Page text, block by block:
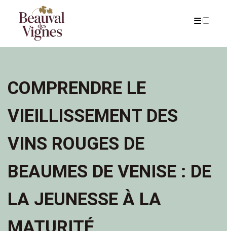
COMPRENDRE LE
VIEILLISSEMENT DES
VINS ROUGES DE
BEAUMES DE VENISE : DE
LA JEUNESSE À LA